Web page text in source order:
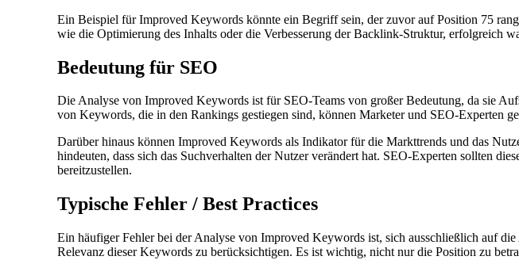
Ein Beispiel für Improved Keywords könnte ein Begriff sein, der zuvor auf Position 75
wie die Optimierung des Inhalts oder die Verbesserung der Backlink-Struktur, erfolgreich
Bedeutung für SEO
Die Analyse von Improved Keywords ist für SEO-Teams von großer Bedeutung, da sie
von Keywords, die in den Rankings gestiegen sind, können Marketer und SEO-Experten
Darüber hinaus können Improved Keywords als Indikator für die Markttrends und das
hindeuten, dass sich das Suchverhalten der Nutzer verändert hat. SEO-Experten sollten
bereitzustellen.
Typische Fehler / Best Practices
Ein häufiger Fehler bei der Analyse von Improved Keywords ist, sich ausschließlich auf
Relevanz dieser Keywords zu berücksichtigen. Es ist wichtig, nicht nur die Position zu